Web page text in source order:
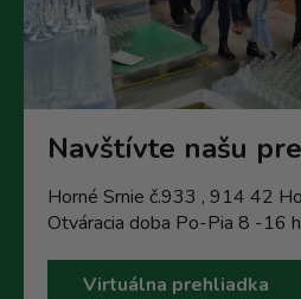
Navštívte našu
Horné Srnie č.933 , 914 42
Otváracia doba Po-Pia 8 -16
Virtuálna prehliadka